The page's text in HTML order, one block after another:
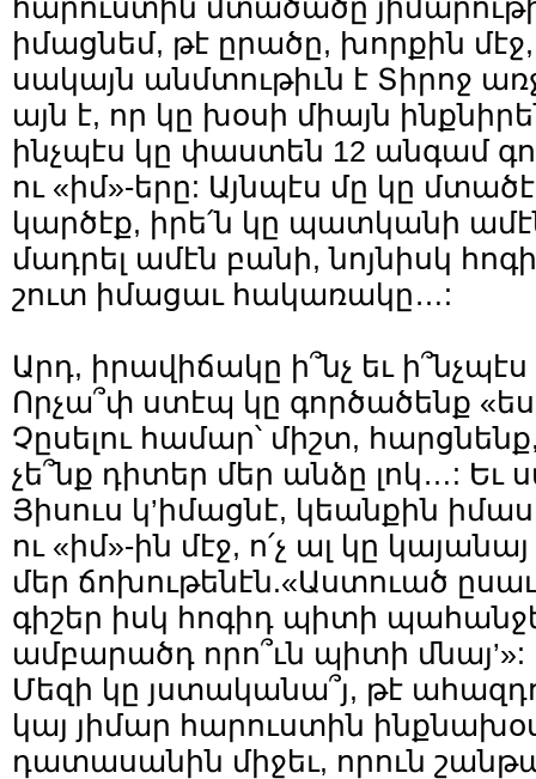
հարուստին մտա­ծա­ծը
իմացնեմ, թէ ըրածը, խորքին մէջ,
սա­կայն անմտութիւն է Տիրոջ
այն է, որ կը խօսի միայն
ինչպէս կը փաստեն 12 անգամ
ու «իմ»-երը: Այն­պէս մը կը
կարծէք, իրե՛ն կը պատկանի
մադրել ամէն բանի, նոյնիսկ
շուտ իմացաւ հակառակը…:
Արդ, իրավիճակը ի՞նչ եւ
Որչա՞փ ստէպ կը գործածենք
Չըսելու համար՝ միշտ,
չե՞նք դիտեր մեր անձը լոկ…: Եւ
Յիսուս կ’իմացնէ, կեանքին
ու «իմ»-ին մէջ, ո՛չ ալ կը
մեր ճոխութենէն.«Աստուած
գիշեր իսկ հոգիդ պիտի
ամբարածդ որո՞ւն պիտի մնայ’»:
Մեզի կը յստականա՞յ, թէ
կայ յիմար հարուստին
դատասանին միջեւ, որուն